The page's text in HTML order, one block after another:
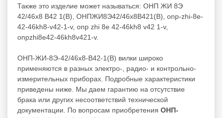
Также это изделие может называться: ОНП ЖИ 8Э
42/46х8 В42 1(В), ОНПЖИ8Э42/46х8В421(В), onp-zhi-8e-
42-46kh8-v42-1-v, onp zhi 8e 42-46kh8 v42 1-v,
onpzhi8e42-46kh8v421-v.
ОНП-ЖИ-8Э-42/46х8-В42-1(В) вилки широко
применяются в разных электро-, радио- и контрольно-
измерительных приборах. Подробные характеристики
приведены ниже. Мы даем гарантию на отсутствие
брака или других несоответствий технической
документации. По вопросам приобретения ОНП-